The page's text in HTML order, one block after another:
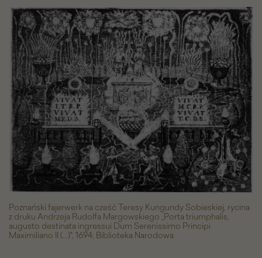
Poznańskie
fajerwerki
Teresy
Kunegundy
Sobieskiej
Galeria
zdjęć
Poznański fajerwerk na cześć Teresy Kungundy Sobieskiej, rycina
z druku Andrzeja Rudolfa Margowskiego „Porta triumphalis,
augusto destinata ingressui Dum Serenissimo Principi
Maximiliano II (...)", 1694; Biblioteka Narodowa